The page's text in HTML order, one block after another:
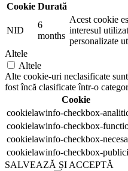
Cookie Durată
NID
6
months
Acest cookie
interesul
personalizate
Altele
Altele
Alte cookie-uri neclasificate
fost încă clasificate într-o
Cookie
cookielawinfo-checkbox-
cookielawinfo-checkbox-
cookielawinfo-checkbox-
cookielawinfo-checkbox-
SALVEAZĂ ȘI ACCEPTĂ